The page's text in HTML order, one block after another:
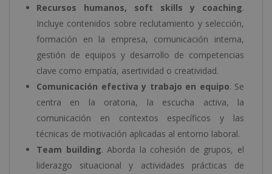
Recursos humanos, soft skills y coaching.
Incluye contenidos sobre reclutamiento y selección,
formación en la empresa, comunicación interna,
gestión de equipos y desarrollo de competencias
clave como empatía, asertividad o creatividad.
Comunicación efectiva y trabajo en equipo. Se
centra en la oratoria, la escucha activa, la
comunicación en contextos específicos y las
técnicas de motivación aplicadas al entorno laboral.
Team building. Aborda la cohesión de grupos, el
liderazgo situacional y actividades prácticas de